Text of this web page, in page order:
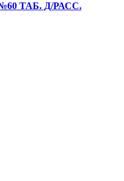
ТАБ. Д/РАСС.